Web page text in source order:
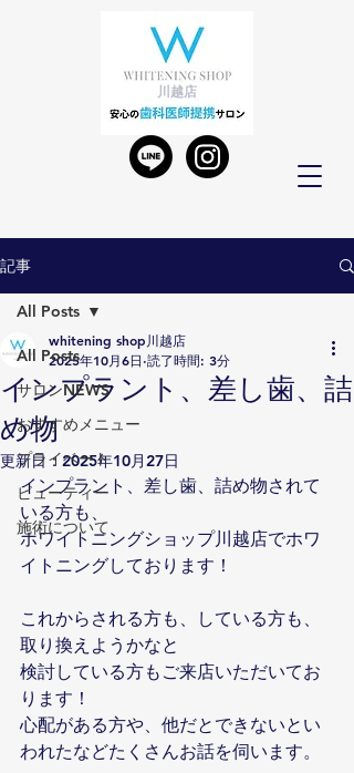
川越店
記事
All Posts
サロンNEWS
おすすめメニュー
プライベート
ビューティー
施術について
All Posts
インプラント、差し歯、詰
め物
whitening shop川越店
2025年10月6日 読了時間: 3分
更新日：2025年10月27日
インプラント、差し歯、詰め物されて
いる方も、
ホワイトニングショップ川越店でホワ
イトニングしております！
これからされる方も、している方も、
取り換えようかなと
検討している方もご来店いただいてお
ります！
心配がある方や、他だとできないとい
われたなどたくさんお話を伺います。